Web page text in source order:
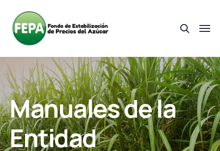
Manuales de la
Entidad